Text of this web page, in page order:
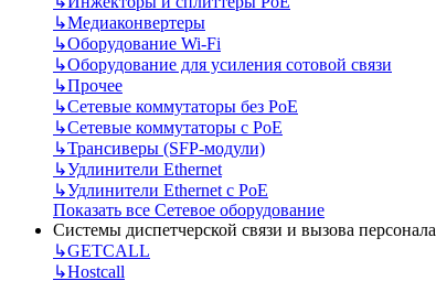
↳Медиаконвертеры
↳Оборудование Wi-Fi
↳Оборудование для усиления сотовой связи
↳Прочее
↳Сетевые коммутаторы без РоЕ
↳Сетевые коммутаторы с РоЕ
↳Трансиверы (SFP-модули)
↳Удлинители Ethernet
↳Удлинители Ethernet с PoE
Показать все Сетевое оборудование
Системы диспетчерской связи и вызова персонала
↳GETCALL
↳Hostcall